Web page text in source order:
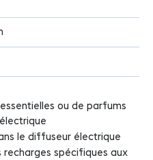
ou de parfums
le diffuseur électrique
spécifiques aux